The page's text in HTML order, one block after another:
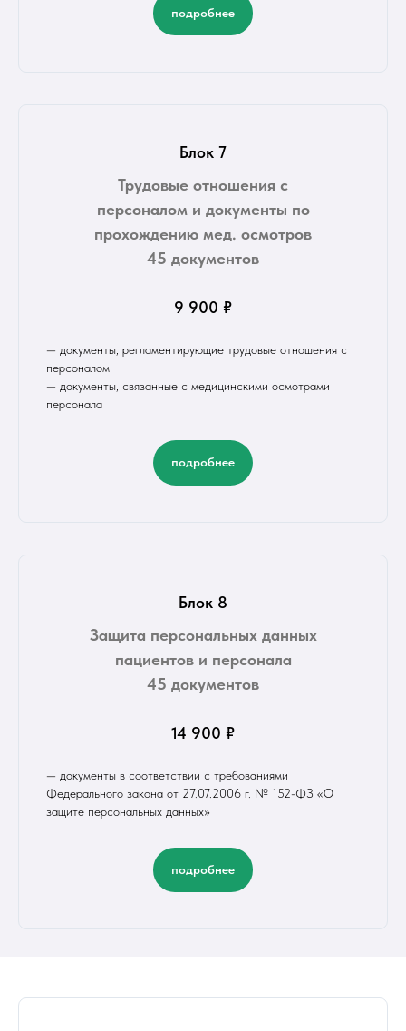
подробнее
Блок 7
Трудовые отношения с
персоналом и документы по
прохождению мед. осмотров
45 документов
9 900 ₽
— документы, регламентирующие трудовые отношения с
персоналом
— документы, связанные с медицинскими осмотрами
персонала
подробнее
Блок 8
Защита персональных данных
пациентов и персонала
45 документов
14 900 ₽
— документы в соответствии с требованиями
Федерального закона от 27.07.2006 г. № 152-ФЗ «О
защите персональных данных»
подробнее